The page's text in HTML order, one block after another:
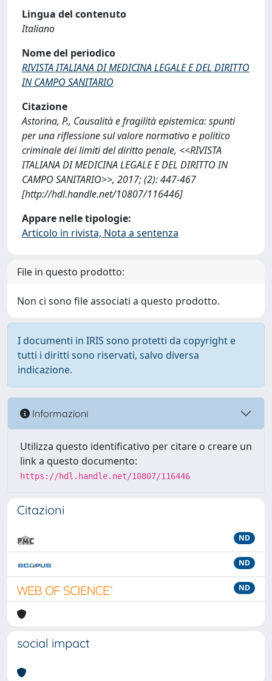
Lingua del contenuto
Italiano
Nome del periodico
RIVISTA ITALIANA DI MEDICINA LEGALE E DEL DIRITTO
IN CAMPO SANITARIO
Citazione
Astorina, P., Causalità e fragilità epistemica: spunti
per una riflessione sul valore normativo e politico
criminale dei limiti del diritto penale, <<RIVISTA
ITALIANA DI MEDICINA LEGALE E DEL DIRITTO IN
CAMPO SANITARIO>>, 2017; (2): 447-467
[http://hdl.handle.net/10807/116446]
Appare nelle tipologie:
Articolo in rivista, Nota a sentenza
File in questo prodotto:
Non ci sono file associati a questo prodotto.
I documenti in IRIS sono protetti da copyright e
tutti i diritti sono riservati, salvo diversa
indicazione.
Informazioni
Utilizza questo identificativo per citare o creare un
link a questo documento:
https://hdl.handle.net/10807/116446
Citazioni
ND
ND
ND
social impact